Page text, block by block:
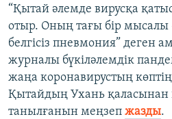
“Қытай әлемде вирусқа
отыр. Оның тағы бір мысалы
белгісіз пневмония” деген
журналы бүкіләлемдік
жаңа коронавирустың
Қытайдың Ухань
танылғанын меңзеп жазды.